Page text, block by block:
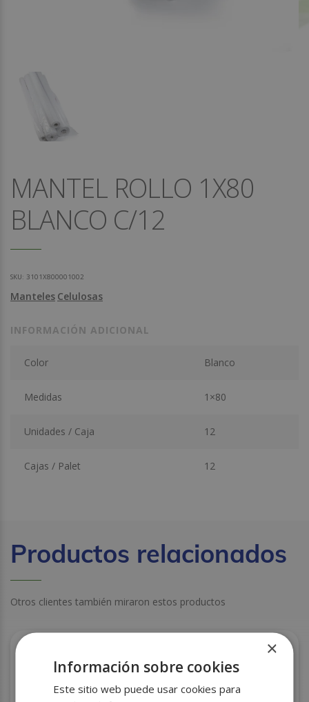
MANTEL ROLLO 1X80
BLANCO C/12
SKU: 3101X800001002
Manteles Celulosas
INFORMACIÓN ADICIONAL
Color Blanco
Medidas 1×80
Unidades / Caja 12
Cajas / Palet 12
Productos relacionados
Otros clientes también miraron estos productos
×
Información sobre cookies
Este sitio web puede usar cookies para